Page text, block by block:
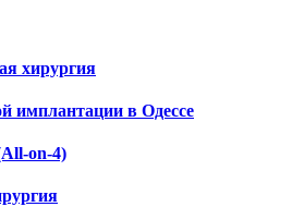
хирургия
имплантации в Одессе
on-4)